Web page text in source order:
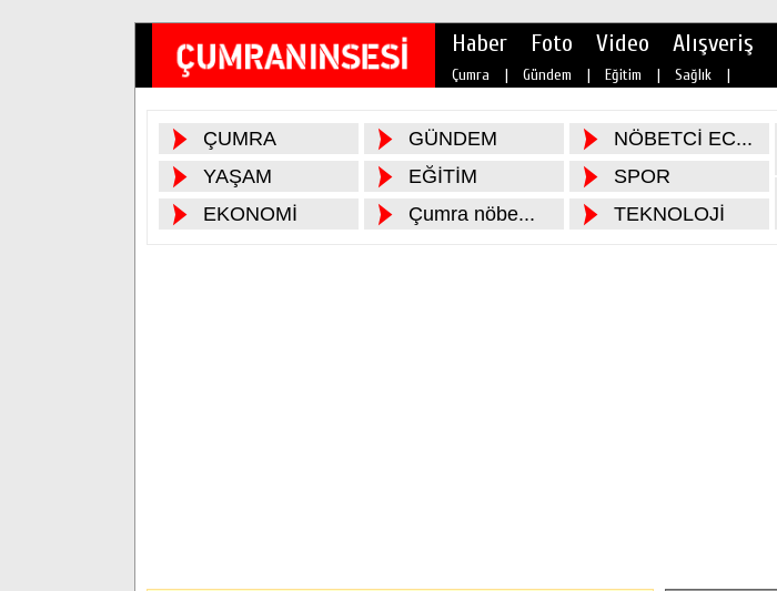
Haber Foto Video Alışveriş
Çumra | Gündem | Eğitim | Sağlık |
ÇUMRA GÜNDEM
NÖBETCİ EC...
YAŞAM
EĞİTİM
SPOR
EKONOMİ
Çumra nöbe... TEKNOLOJİ